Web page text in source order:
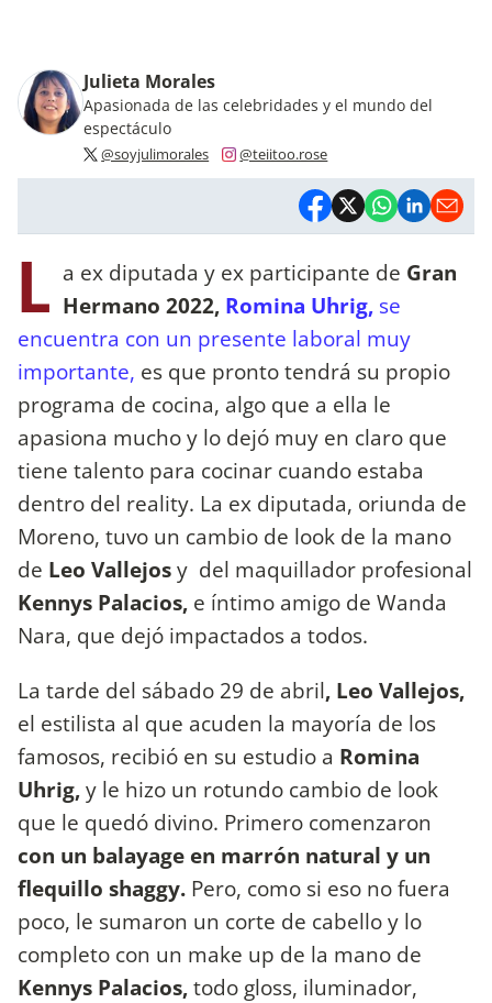
Julieta Morales
Apasionada de las celebridades y el mundo del
espectáculo
@soyjulimorales @teiitoo.rose
L a ex diputada y ex participante de Gran
Hermano 2022, Romina Uhrig, se
encuentra con un presente laboral muy
importante, es que pronto tendrá su propio
programa de cocina, algo que a ella le
apasiona mucho y lo dejó muy en claro que
tiene talento para cocinar cuando estaba
dentro del reality. La ex diputada, oriunda de
Moreno, tuvo un cambio de look de la mano
de Leo Vallejosy del maquillador profesional
Kennys Palacios, e íntimo amigo de Wanda
Nara, que dejó impactados a todos.
La tarde del sábado 29 de abril, Leo Vallejos,
el estilista al que acuden la mayoría de los
famosos, recibió en su estudio a Romina
Uhrig,y le hizo un rotundo cambio de look
que le quedó divino. Primero comenzaron
con un balayage en marrón natural y un
flequillo shaggy. Pero, como si eso no fuera
poco, le sumaron un corte de cabello y lo
completo con un make up de la mano de
Kennys Palacios,todo gloss, iluminador,